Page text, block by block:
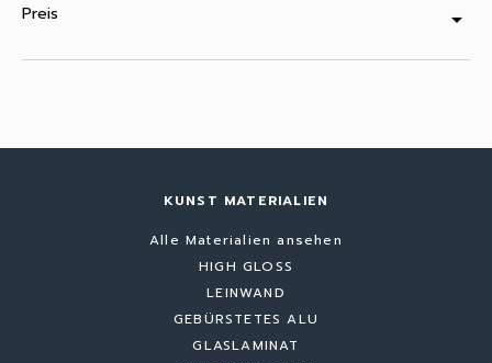
Preis arrow_drop_down
KUNST MATERIALIEN
Alle Materialien ansehen
HIGH GLOSS
LEINWAND
GEBÜRSTETES ALU
GLASLAMINAT